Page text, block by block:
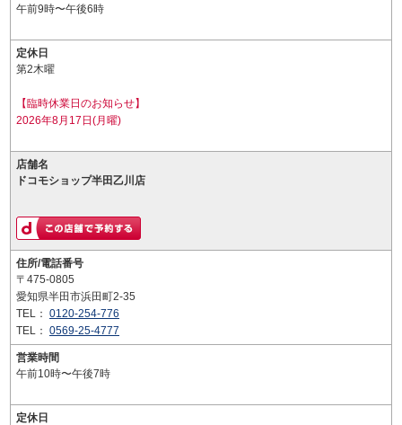
午前9時〜午後6時
定休日
第2木曜
【臨時休業日のお知らせ】
2026年8月17日(月曜)
店舗名
ドコモショップ半田乙川店
住所/電話番号
〒475-0805
愛知県半田市浜田町2-35
TEL： 0120-254-776
TEL： 0569-25-4777
営業時間
午前10時〜午後7時
定休日